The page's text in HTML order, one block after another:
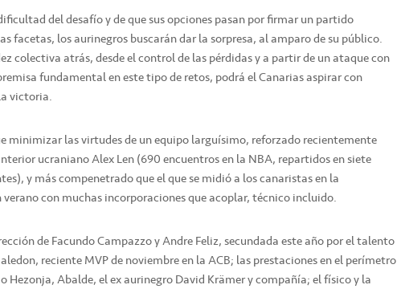
del desafío y de que sus opciones pasan por firmar un partido
facetas, los aurinegros buscarán dar la sorpresa, al amparo de su público.
colectiva atrás, desde el control de las pérdidas y a partir de un ataque con
fundamental en este tipo de retos, podrá el Canarias aspirar con
victoria.
minimizar las virtudes de un equipo larguísimo, reforzado recientemente
ucraniano Alex Len (690 encuentros en la NBA, repartidos en siete
y más compenetrado que el que se midió a los canaristas en la
con muchas incorporaciones que acoplar, técnico incluido.
de Facundo Campazzo y Andre Feliz, secundada este año por el talento
reciente MVP de noviembre en la ACB; las prestaciones en el perímetro
Hezonja, Abalde, el ex aurinegro David Krämer y compañía; el físico y la